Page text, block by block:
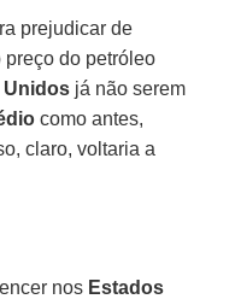
prejudicar de
preço do petróleo
Unidos já não serem
como antes,
claro, voltaria a
nos Estados